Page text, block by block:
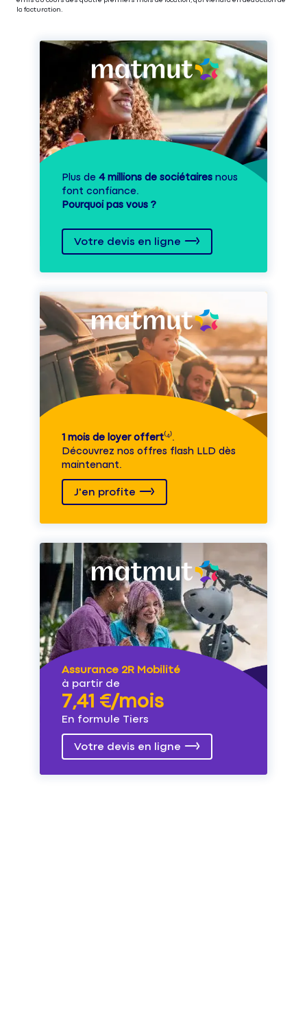
la facturation.
Plus de 4 millions de sociétaires nous
font confiance.
Pourquoi pas vous ?
Votre devis en ligne
1 mois de loyer offert⁽⁴⁾.
Découvrez nos offres flash LLD dès
maintenant.
J'en profite
Assurance 2R Mobilité
à partir de
7,41 €/mois
En formule Tiers
Votre devis en ligne